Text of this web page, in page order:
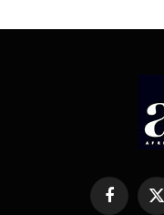
Facebook
X